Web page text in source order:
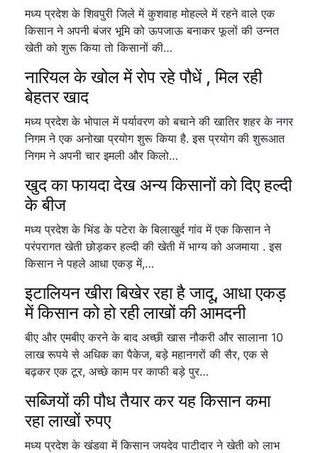
मध्य प्रदेश के शिवपुरी जिले में कुशवाह मोहल्ले में रहने वाले एक
किसान ने अपनी बंजर भूमि को ऊपजाऊ बनाकर फूलों की उन्नत
खेती को शुरू किया तो किसानों की…
नारियल के खोल में रोप रहे पौधें , मिल रही
बेहतर खाद
मध्य प्रदेश के भोपाल में पर्यावरण को बचाने की खातिर शहर के नगर
निगम ने एक अनोखा प्रयोग शुरू किया है. इस प्रयोग की शुरूआत
निगम ने अपनी चार इमली और किलो…
खुद का फायदा देख अन्य किसानों को दिए हल्दी
के बीज
मध्य प्रदेश के भिंड के पटेरा के बिलाखुर्द गांव में एक किसान ने
परंपरागत खेती छोड़कर हल्दी की खेती में भाग्य को अजमाया . इस
किसान ने पहले आधा एकड़ में,…
इटालियन खीरा बिखेर रहा है जादू, आधा एकड़
में किसान को हो रही लाखों की आमदनी
बीए और एमबीए करने के बाद अच्छी खास नौकरी और सालाना 10
लाख रूपये से अधिक का पैकेज, बड़े महानगरों की सैर, एक से
बढ़कर एक टूर, अच्छे काम पर काफी बड़े पुर…
सब्जियों की पौध तैयार कर यह किसान कमा
रहा लाखों रुपए
मध्य प्रदेश के खंडवा में किसान जयदेव पाटीदार ने खेती को लाभ